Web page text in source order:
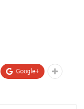
Google+